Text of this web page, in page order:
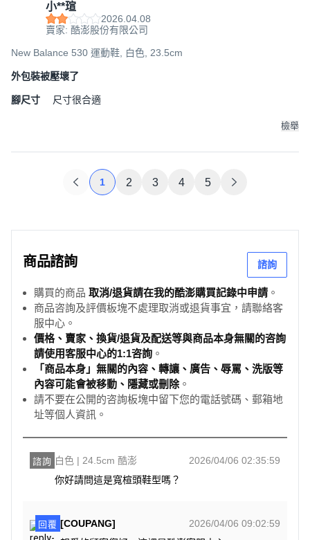
小**瑄
2026.04.08
賣家: 酷澎股份有限公司
New Balance 530 運動鞋, 白色, 23.5cm
外包裝被壓壞了
腳尺寸 尺寸很合適
檢舉
1 2 3 4 5
商品諮詢 諮詢
購買的商品 取消/退貨請在我的酷澎購買記錄中申請 。
商品咨詢及評價板塊不處理取消或退貨事宜，請聯絡客
服中心。
價格、賣家、換貨/退貨及配送等與商品本身無關的咨詢
請使用客服中心的1:1咨詢 。
「商品本身」無關的內容、轉讓、廣告、辱罵、洗版等
內容可能會被移動、隱藏或刪除。
請不要在公開的咨詢板塊中留下您的電話號碼、郵箱地
址等個人資訊。
諮詢 白色 | 24.5cm 酷澎
2026/04/06 02:35:59
你好請問這是寬楦頭鞋型嗎？
回覆 [COUPANG]
2026/04/06 09:02:59